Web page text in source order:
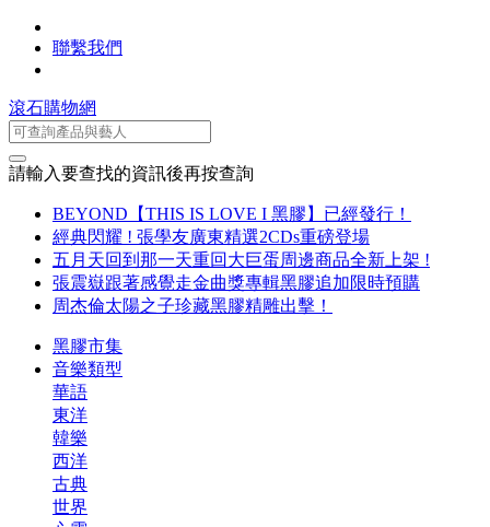
聯繫我們
滾石購物網
請輸入要查找的資訊後再按查詢
BEYOND【THIS IS LOVE I 黑膠】已經發行！
經典閃耀 ! 張學友廣東精選2CDs重磅登場
五月天回到那一天重回大巨蛋周邊商品全新上架 !
張震嶽跟著感覺走金曲獎專輯黑膠追加限時預購
周杰倫太陽之子珍藏黑膠精雕出擊！
黑膠市集
音樂類型
華語
東洋
韓樂
西洋
古典
世界